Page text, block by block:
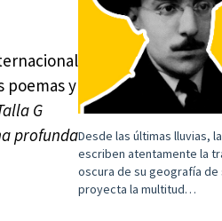
poemas y
G
profundaDesde las últimas lluvias,
escriben atentamente la
oscura de su geografía
proyecta la multitud…